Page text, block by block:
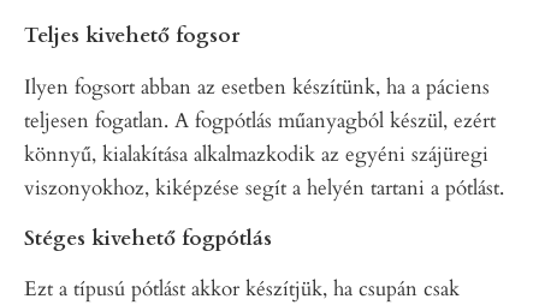
Teljes kivehető fogsor
Ilyen fogsort abban az esetben készítünk, ha a páciens
teljesen fogatlan. A fogpótlás műanyagból készül, ezért
könnyű, kialakítása alkalmazkodik az egyéni szájüregi
viszonyokhoz, kiképzése segít a helyén tartani a pótlást.
Stéges kivehető fogpótlás
Ezt a típusú pótlást akkor készítjük, ha csupán csak